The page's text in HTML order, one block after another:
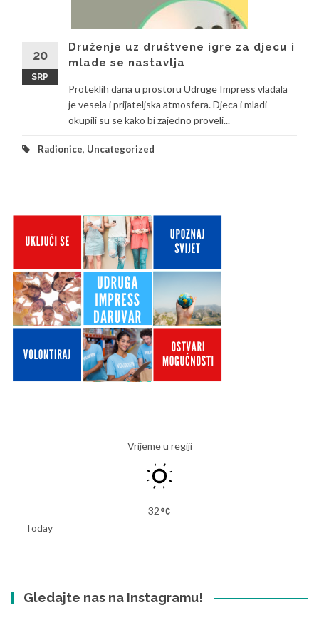
20
SRP
Druženje uz društvene igre za djecu i
mlade se nastavlja
Proteklih dana u prostoru Udruge Impress vladala
je vesela i prijateljska atmosfera. Djeca i mladi
okupili su se kako bi zajedno proveli...
Radionice, Uncategorized
Vrijeme u regiji
32
Today
Gledajte nas na Instagramu!